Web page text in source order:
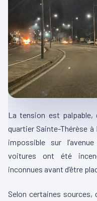
La tension est
quartier Sainte-Thérèse à
impossible sur
voitures ont été
inconnues avant d’être
Selon certaines